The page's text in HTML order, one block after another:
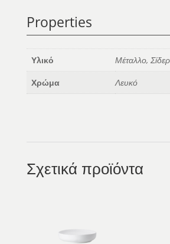
Properties
Υλικό
Μέταλλο,
Χρώμα
Λευκό
Σχετικά προϊόντα